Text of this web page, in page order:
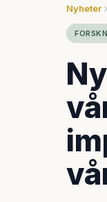
Nyheter